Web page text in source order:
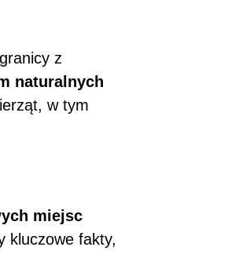
z
naturalnych
w tym
miejsc
kluczowe fakty,